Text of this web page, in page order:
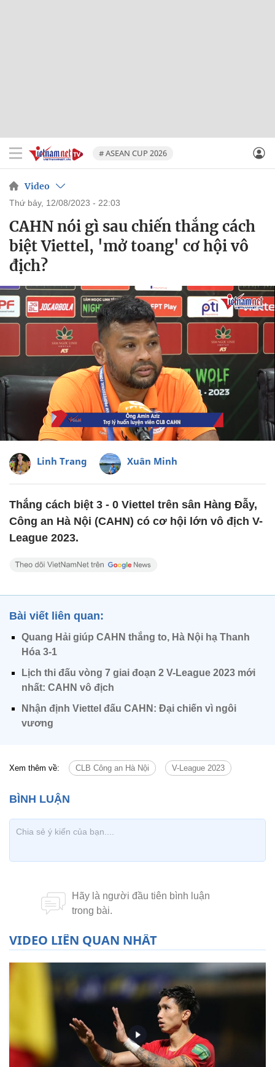
# ASEAN CUP 2026
Video
thứ bảy, 12/08/2023 - 22:03
CAHN nói gì sau chiến thắng cách
biệt Viettel, 'mở toang' cơ hội vô
địch?
Linh Trang Xuân Minh
Thắng cách biệt 3 - 0 Viettel trên sân Hàng Đẫy,
Công an Hà Nội (CAHN) có cơ hội lớn vô địch V-
League 2023.
Bài viết liên quan:
Quang Hải giúp CAHN thắng to, Hà Nội hạ Thanh
Hóa 3-1
Lịch thi đấu vòng 7 giai đoạn 2 V-League 2023 mới
nhất: CAHN vô địch
Nhận định Viettel đấu CAHN: Đại chiến vì ngôi
vương
Xem thêm về: CLB Công an Hà Nội V-League 2023
VIDEO LIÊN QUAN NHẤT